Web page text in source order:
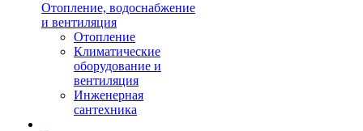
Отопление, водоснабжение
и вентиляция
Отопление
Климатические
оборудование и
вентиляция
Инженерная
сантехника